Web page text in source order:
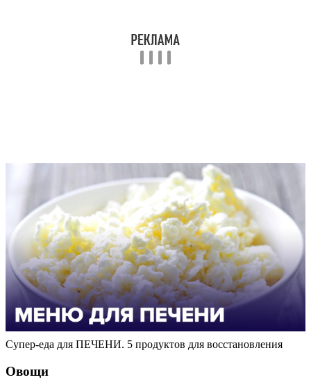
Супер-еда для ПЕЧЕНИ. 5 продуктов для восстановления
Овощи